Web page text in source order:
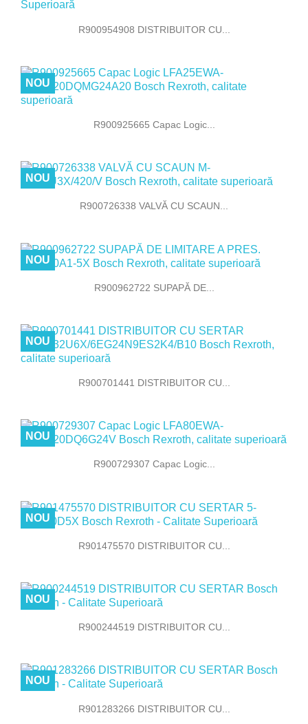
R900954908 DISTRIBUITOR CU...
R900925665 Capac Logic...
NOU
R900726338 VALVĂ CU SCAUN...
NOU
R900962722 SUPAPĂ DE...
NOU
R900701441 DISTRIBUITOR CU...
NOU
R900729307 Capac Logic...
NOU
R901475570 DISTRIBUITOR CU...
NOU
R900244519 DISTRIBUITOR CU...
NOU
R901283266 DISTRIBUITOR CU...
NOU